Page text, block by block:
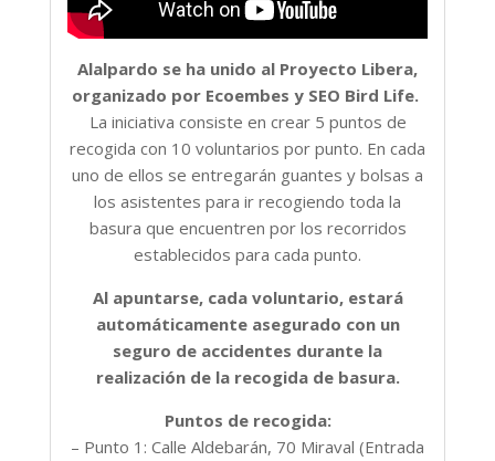
Alalpardo se ha unido al Proyecto Libera,
organizado por Ecoembes y SEO Bird Life.
La iniciativa consiste en crear 5 puntos de
recogida con 10 voluntarios por punto. En cada
uno de ellos se entregarán guantes y bolsas a
los asistentes para ir recogiendo toda la
basura que encuentren por los recorridos
establecidos para cada punto.
Al apuntarse, cada voluntario, estará
automáticamente asegurado con un
seguro de accidentes durante la
realización de la recogida de basura.
Puntos de recogida:
– Punto 1: Calle Aldebarán, 70 Miraval (Entrada